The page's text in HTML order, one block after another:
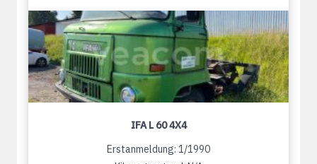
IFA L 60 4X4
Erstanmeldung: 1/1990